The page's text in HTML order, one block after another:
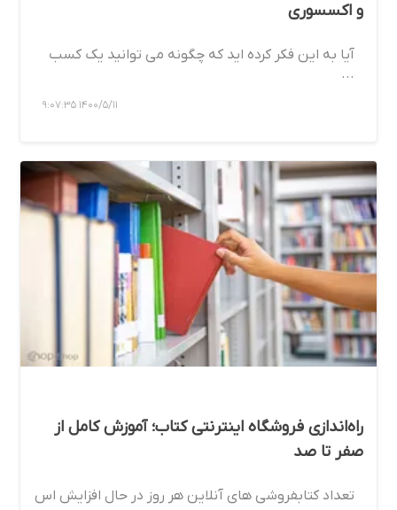
و اکسسوری
آیا به این فکر کرده اید که چگونه می توانید یک کسب
...
1400/5/11 9:07:35
راه‌اندازی فروشگاه اینترنتی کتاب؛ آموزش کامل از
صفر تا صد
تعداد کتابفروشی های آنلاین هر روز در حال افزایش اس